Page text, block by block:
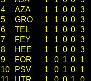
4
AZA 1 1 0 0 3
5
GRO 1 1 0 0 3
6
TEL 1 1 0 0 3
7
FEY 1 1 0 0 3
8
HEE 1 1 0 0 3
9
FOR 1 0 1 0
1
10
PSV 1 0 1 0
1